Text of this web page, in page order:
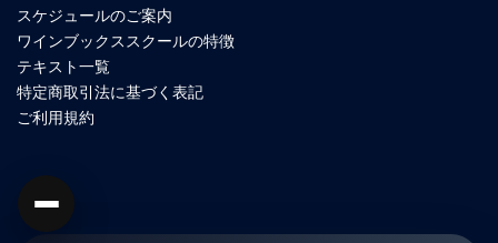
スケジュールのご案内
ワインブックススクールの特徴
テキスト一覧
特定商取引法に基づく表記
ご利用規約